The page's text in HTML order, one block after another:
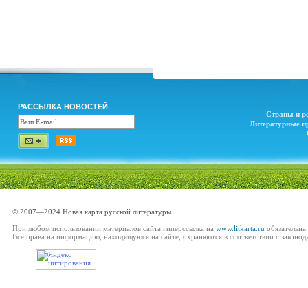
РАССЫЛКА НОВОСТЕЙ
Страны и
Литературные
© 2007—2024 Новая карта русской литературы
При любом использовании материалов сайта гиперссылка на www.litkarta.ru обязательна.
Все права на информацию, находящуюся на сайте, охраняются в соответствии с